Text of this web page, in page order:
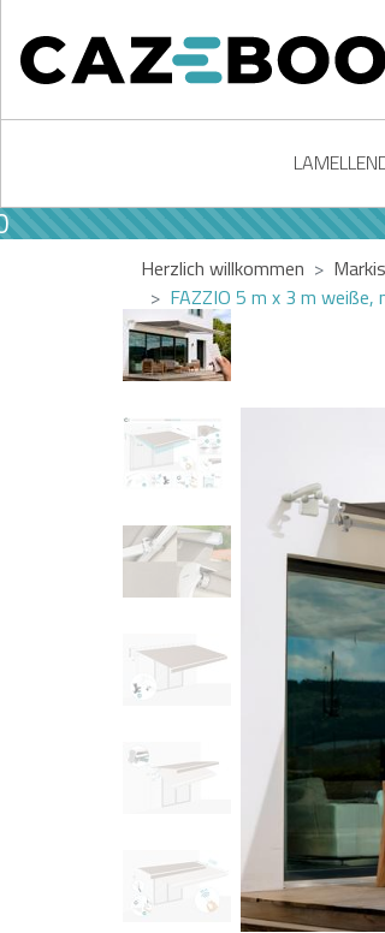
Herzlich willkommen
FAZZIO 5 m x 3 m